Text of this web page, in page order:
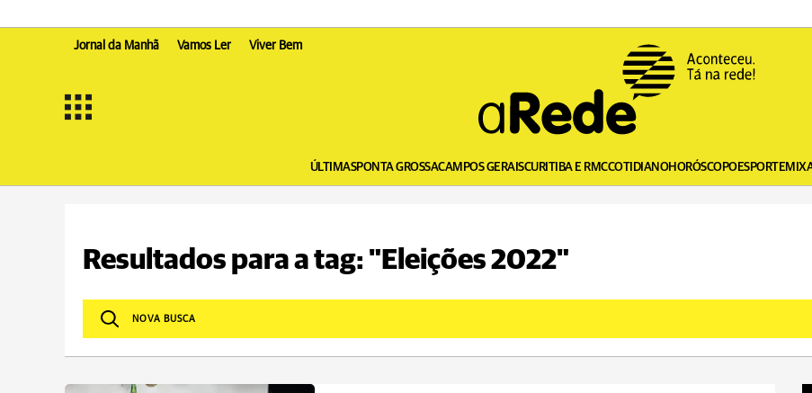
Jornal da Manhã Vamos Ler Viver Bem
ÚLTIMASPONTA GROSSACAMPOS GERAISCURITIBA E RMCCOTIDIANOHORÓSCOPOESPORTEMIX
Resultados para a tag: "Eleições 2022"